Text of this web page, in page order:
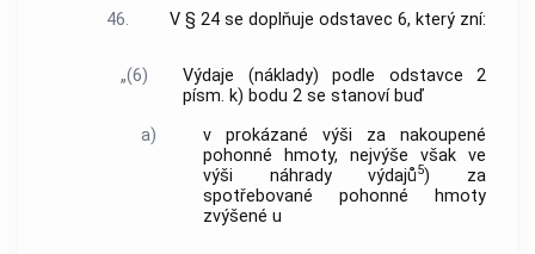
46.
V § 24 se doplňuje odstavec 6, který zní:
„(6)
Výdaje (náklady) podle odstavce 2
písm. k) bodu 2 se stanoví buď
a)
v prokázané výši za nakoupené
pohonné hmoty, nejvýše však ve
výši náhrady výdajů5) za
spotřebované pohonné hmoty
zvýšené u